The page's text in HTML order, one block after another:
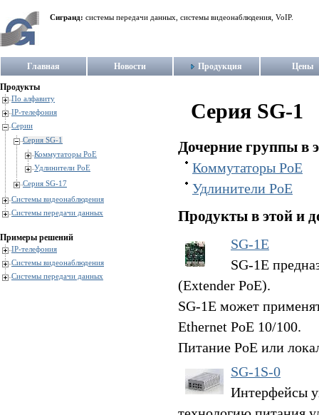
Сигранд: системы передачи данных, системы видеонаблюдения, VoIP.
Главная Новости Продукция Цены
Продукты
По алфавиту
IP-телефония
Серии
Серия SG-1
Коммутаторы PoE
Удлинители PoE
Серия SG-17
Системы видеонаблюдения
Системы передачи данных
Примеры решений
IP-телефония
Системы видеонаблюдения
Системы передачи данных
Серия SG-1
Дочерние группы в
Коммутаторы PoE
Удлинители PoE
Продукты в этой и
SG-1E
SG-1E
(Extender PoE).
SG-1E может
Ethernet PoE 10/100.
Питание PoE или
SG-1S-0
Интерфейсы